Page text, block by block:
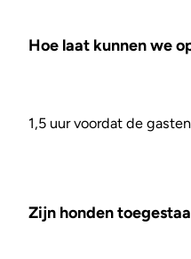
Hoe laat kunnen we
1,5 uur voordat de
Zijn honden